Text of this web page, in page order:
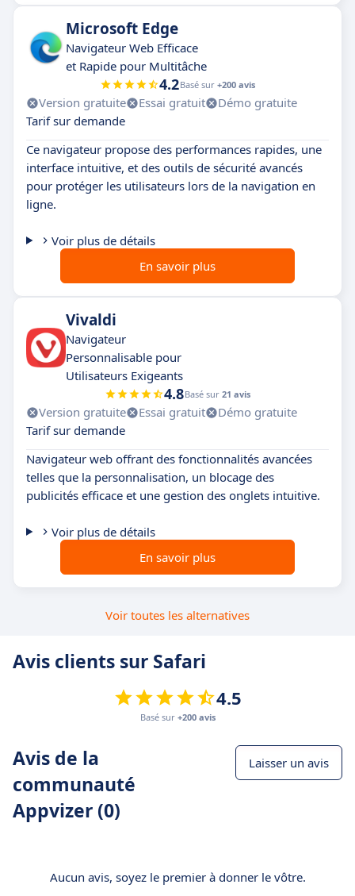
Microsoft Edge
Navigateur Web Efficace
et Rapide pour Multitâche
4.2Basé sur +200 avis
Version gratuite Essai gratuit
Démo gratuite
Tarif sur demande
Ce navigateur propose des performances rapides, une
interface intuitive, et des outils de sécurité avancés
pour protéger les utilisateurs lors de la navigation en
ligne.
Voir plus de détails
En savoir plus
Vivaldi
Navigateur
Personnalisable pour
Utilisateurs Exigeants
4.8Basé sur 21 avis
Version gratuite Essai gratuit
Démo gratuite
Tarif sur demande
Navigateur web offrant des fonctionnalités avancées
telles que la personnalisation, un blocage des
publicités efficace et une gestion des onglets intuitive.
Voir plus de détails
En savoir plus
Voir toutes les alternatives
Avis clients sur Safari
4.5
Basé sur +200 avis
Avis de la
communauté
Appvizer (0)
Laisser un avis
Aucun avis, soyez le premier à donner le vôtre.